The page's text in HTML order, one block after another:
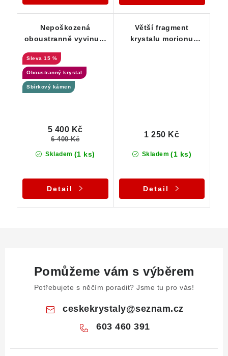
Nepoškozená
oboustranně vyvinutá
morionu se skorylem
15 %
Oboustranný krystal
Sbírkový kámen
Skladem (1 ks)
5 400 Kč
6 400 Kč
Detail
Větší fragment
krystalu morionu
Skladem (1 ks)
1 250 Kč
Detail
Pomůžeme vám s výběrem
Potřebujete s něčím poradit? Jsme tu pro vás!
ceskekrystaly@seznam.cz
603 460 391